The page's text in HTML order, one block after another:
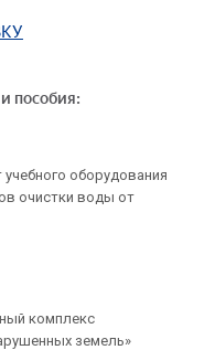
пособия:
оборудования
очистки воды от
комплекс
земель»
по